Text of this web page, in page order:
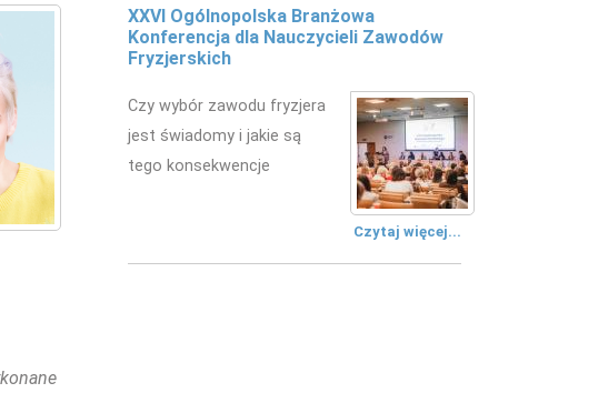
XXVI Ogólnopolska Branżowa
Konferencja dla Nauczycieli Zawodów
Fryzjerskich
Czy wybór zawodu fryzjera
jest świadomy i jakie są
tego konsekwencje
Czytaj więcej...
Fryzjerstwo łączy pokolenia –
doświadczenie edukacyjne w
kształceniu przyszłych fryzjerów
W Zespole Szkół
Mechanicznych w Kielcach
zorganizowano wydarzenie
Czytaj więcej...